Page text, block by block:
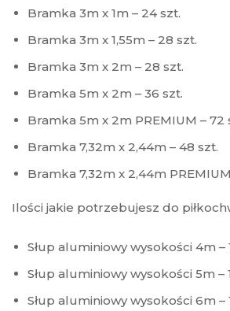
Bramka 3m x 1m – 24 szt.
Bramka 3m x 1,55m – 28 szt.
Bramka 3m x 2m – 28 szt.
Bramka 5m x 2m – 36 szt.
Bramka 5m x 2m PREMIUM – 72
Bramka 7,32m x 2,44m – 48 szt.
Bramka 7,32m x 2,44m
Ilości jakie potrzebujesz do
Słup aluminiowy wysokości 4m –
Słup aluminiowy wysokości 5m –
Słup aluminiowy wysokości 6m –